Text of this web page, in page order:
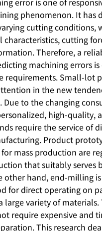
phenomenon. It has
cutting conditions,
characteristics, cutting
Therefore, a
machining errors is
requirements. Small-lot
in the new
Due to the changing
high-quality,
require the service of
Product
mass production are
that suitably serves
other hand, end-milling
for direct operating on
large variety of materials.
require expensive and
This research